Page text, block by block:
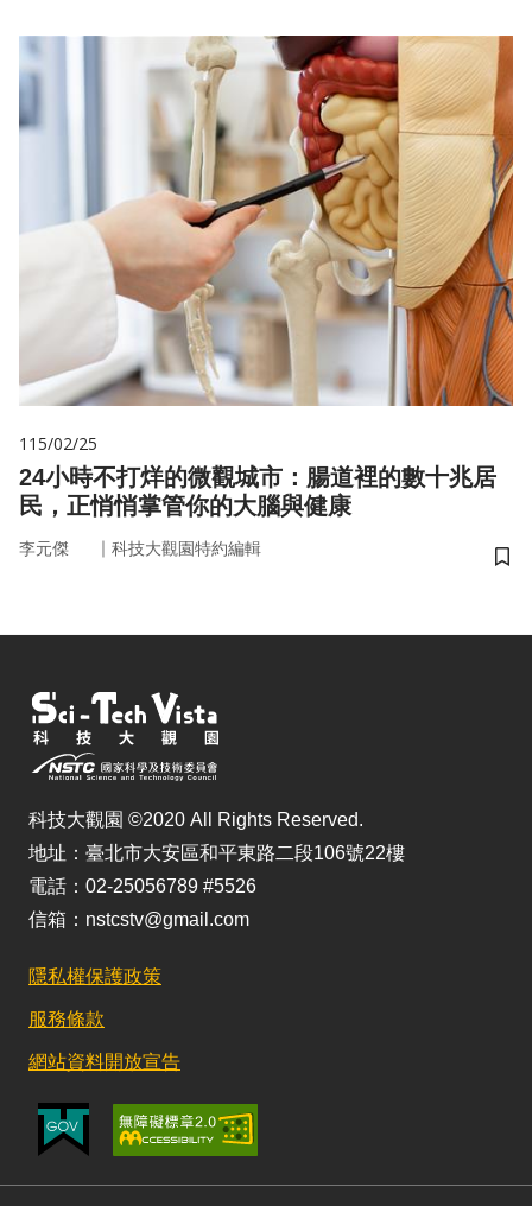
115/02/25
24小時不打烊的微觀城市：腸道裡的數十兆居
民，正悄悄掌管你的大腦與健康
李元傑 ｜ 科技大觀園特約編輯
儲
科技大觀園 ©2020 All Rights Reserved.
地址：臺北市大安區和平東路二段106號22樓
電話：02-25056789 #5526
信箱：nstcstv@gmail.com
隱私權保護政策
服務條款
網站資料開放宣告